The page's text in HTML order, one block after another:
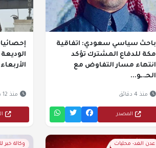
باحث سياسي سعودي: اتفاقية
مكة للدفاع المشترك تؤكد
انتهاء مسار التفاوض مع
الحـ.ـو...
منذ 4 دقائق
المصدر
منذ 12 دقيقة
عدن الغد- محليات وكالة خبر